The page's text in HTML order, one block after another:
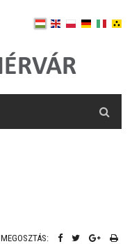
MEGOSZTÁS: